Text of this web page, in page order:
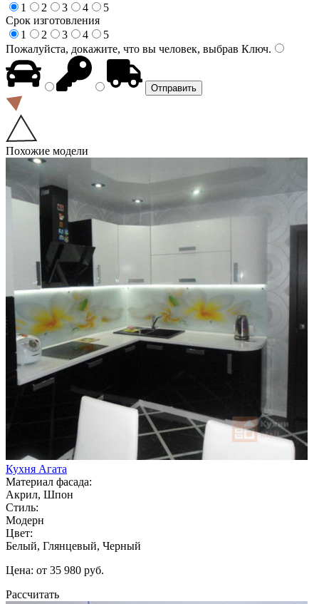
1
2 3 4
5
Срок изготовления
1
2 3 4
5
Пожалуйста, докажите, что вы человек, выбрав Ключ.
Похожие модели
Кухня Агата
Материал фасада:
Акрил, Шпон
Стиль:
Модерн
Цвет:
Белый, Глянцевый, Черный
Цена: от 35 980 руб.
Рассчитать